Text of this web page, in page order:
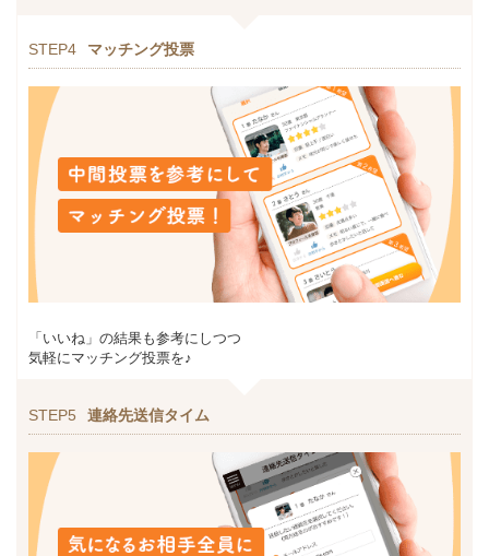
STEP4 マッチング投票
「いいね」の結果も参考にしつつ
気軽にマッチング投票を♪
STEP5 連絡先送信タイム